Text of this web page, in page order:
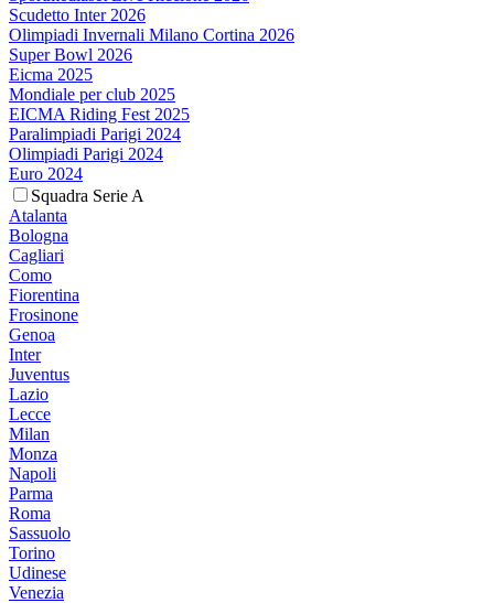
Scudetto Inter 2026
Olimpiadi Invernali Milano Cortina 2026
Super Bowl 2026
Eicma 2025
Mondiale per club 2025
EICMA Riding Fest 2025
Paralimpiadi Parigi 2024
Olimpiadi Parigi 2024
Euro 2024
Squadra Serie A
Atalanta
Bologna
Cagliari
Como
Fiorentina
Frosinone
Genoa
Inter
Juventus
Lazio
Lecce
Milan
Monza
Napoli
Parma
Roma
Sassuolo
Torino
Udinese
Venezia